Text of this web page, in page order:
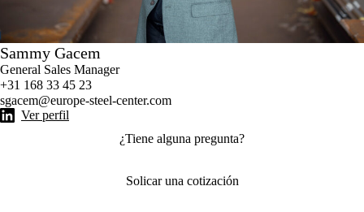
Sammy Gacem
General Sales Manager
+31 168 33 45 23
sgacem@europe-steel-center.com
Ver perfil
¿Tiene alguna pregunta?
Solicar una cotización